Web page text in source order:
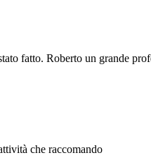
fatto. Roberto un grande
che raccomando